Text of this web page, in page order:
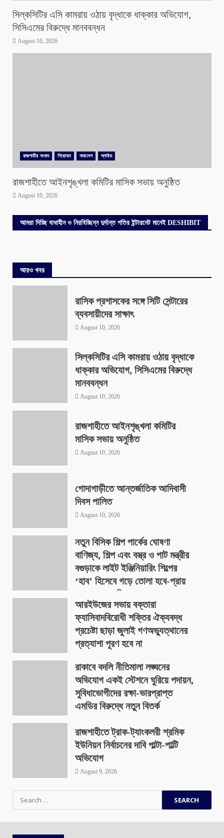
সিল্কসিটির এসি কামরায় ওঠায় বৃদ্ধাকে ধাক্কার অভিযোগ,
সিসিএমের বিরুদ্ধে মানববন্ধন
August 10, 2026
রাজশাহীর সংবাদ শিরোনাম সারাদেশ স্লাইড
রাজশাহীতে আইনশৃঙ্খলা কমিটির মাসিক সভায় অনুষ্ঠিত
August 10, 2026
আমরা দিচ্ছি বাধাহীন ও নিরবিচ্ছিন্ন দুর্দান্ত গতির ইন্টারনেট মানেই DESHIBIT
আরও খবর
রাসিক প্রশাসকের সঙ্গে সিটি সেন্টারের
ব্যবসায়ীদের সাক্ষাৎ
August 10, 2026
সিল্কসিটির এসি কামরায় ওঠায় বৃদ্ধাকে
ধাক্কার অভিযোগ, সিসিএমের বিরুদ্ধে
মানববন্ধন
August 10, 2026
রাজশাহীতে আইনশৃঙ্খলা কমিটির
মাসিক সভায় অনুষ্ঠিত
August 10, 2026
গোদাগাড়ীতে আন্তর্জাতিক আদিবাসী
দিবস পালিত
August 10, 2026
নতুন বিসিক শিল্প পার্কের ঘোষণা
বাণিজ্য, শিল্প এবং বস্ত্র ও পাট মন্ত্রীর
বগুড়াকে লাইট ইঞ্জিনিয়ারিং শিল্পের
‘হাব’ হিসেবে গড়ে তোলা হবে-প্রায়
৪০০ একর জমিতে
August 9, 2026
আরইউজের সভায় বক্তারা
ফ্যাসিবাদবিরোধী শক্তির ঐক্যবদ্ধ
প্রচেষ্টা ছাড়া জুলাই গণঅভ্যুত্থানের
প্রত্যাশা পূরণ হবে না
রাকাবে বদলি নীতিমালা লঙ্ঘনের
অভিযোগ একই স্টেশনে ঘুরিয়ে পদায়ন,
সুবিধাভোগীদের রক্ষা-ভারপ্রাপ্ত
এমডির বিরুদ্ধে নতুন বিতর্ক
রাজশাহীতে ট্রাক-ট্যাংকলরী শ্রমিক
ইউনিয়ন নির্বাচনের দাবি পাল্টা-পাল্টি
অভিযোগ
August 9, 2026
for: